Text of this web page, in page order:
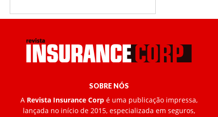
SOBRE NÓS
A Revista Insurance Corp é uma publicação impressa,
lançada no início de 2015, especializada em seguros,